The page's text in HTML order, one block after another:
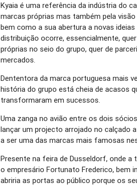
Kyaia é uma referência da indústria do
marcas próprias mas também pela
bem como a sua abertura a novas
distribuição ocorre, essencialmente,
próprias no seio do grupo, quer de
mercados.
Dententora da marca portuguesa mais
história do grupo está cheia de acasos
transformaram em sucessos.
Uma zanga no avião entre os dois
lançar um projecto arrojado no calçado
a ser uma das marcas mais famosas
Presente na feira de Dusseldorf, onde a
o empresário Fortunato Frederico, bem
abriria as portas ao público porque os